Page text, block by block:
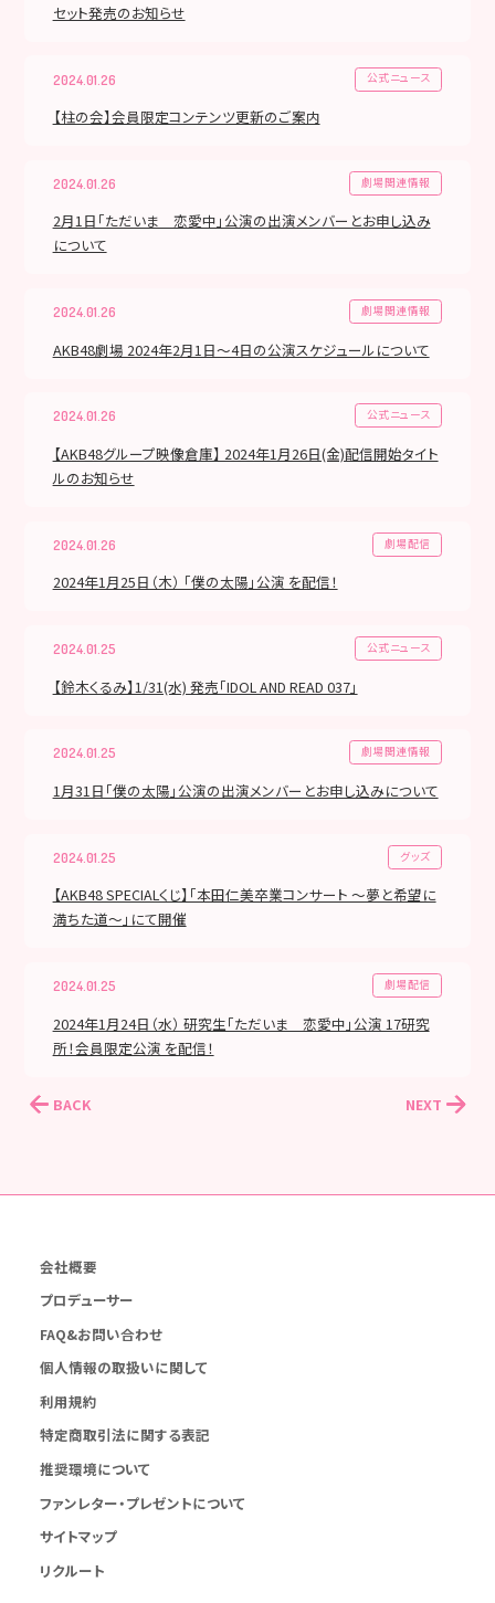
セット発売のお知らせ
2024.01.26 公式ニュース
【柱の会】会員限定コンテンツ更新のご案内
2024.01.26 劇場関連情報
2月1日「ただいま 恋愛中」公演の出演メンバーとお申し込み
について
2024.01.26 劇場関連情報
AKB48劇場 2024年2月1日～4日の公演スケジュールについて
2024.01.26 公式ニュース
【AKB48グループ映像倉庫】 2024年1月26日(金)配信開始タイト
ルのお知らせ
2024.01.26 劇場配信
2024年1月25日（木） 「僕の太陽」公演 を配信！
2024.01.25 公式ニュース
【鈴木くるみ】1/31(水) 発売「IDOL AND READ 037」
2024.01.25 劇場関連情報
1月31日「僕の太陽」公演の出演メンバーとお申し込みについて
2024.01.25 グッズ
【AKB48 SPECIALくじ】「本田仁美卒業コンサート ～夢と希望に
満ちた道～」にて開催
2024.01.25 劇場配信
2024年1月24日（水） 研究生「ただいま 恋愛中」公演 17研究
所！会員限定公演 を配信！
BACK NEXT
会社概要
プロデューサー
FAQ&お問い合わせ
個人情報の取扱いに関して
利用規約
特定商取引法に関する表記
推奨環境について
ファンレター・プレゼントについて
サイトマップ
リクルート